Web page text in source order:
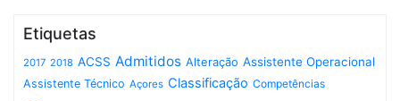
Etiquetas
2017 2018 ACSS Admitidos Alteração Assistente Operacional
Assistente Técnico Açores Classificação Competências